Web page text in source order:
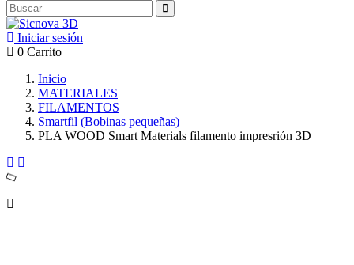
Iniciar sesión
0 Carrito
Inicio
MATERIALES
FILAMENTOS
Smartfil (Bobinas pequeñas)
PLA WOOD Smart Materials filamento impresrión 3D